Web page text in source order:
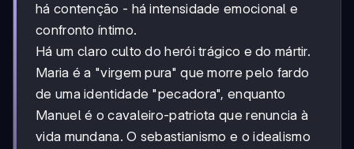
há contenção - há intensidade emocional e
confronto íntimo.
Há um claro culto do herói trágico e do mártir.
Maria é a "virgem pura" que morre pelo fardo
de uma identidade "pecadora", enquanto
Manuel é o cavaleiro-patriota que renuncia à
vida mundana. O sebastianismo e o idealismo